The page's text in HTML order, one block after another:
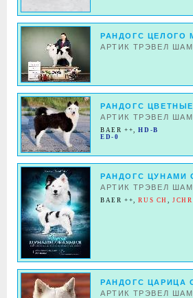
РАНДОГС ЦЕЛОГО
АРТИК ТРЭВЕЛ
РАНДОГС
АРТИК ТРЭВЕЛ
BAER ++,HD-B
ED-0
РАНДОГС ЦУНАМИ
АРТИК ТРЭВЕЛ
BAER ++,RUS CH,
РАНДОГС ЦАРИЦА
АРТИК ТРЭВЕЛ